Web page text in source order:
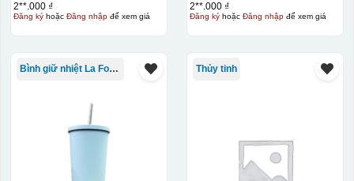
2**.000 ₫
Đăng kýhoặc Đăng nhậpđể xem giá
2**.000 ₫
Đăng kýhoặc Đăng nhậpđể xem giá
Bình giữ nhiệt La Fonte Thủy tinh